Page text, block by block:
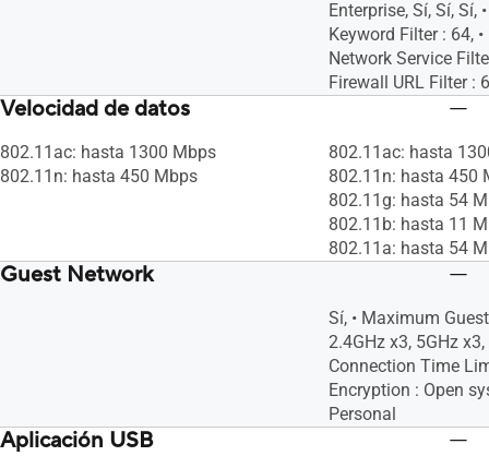
Enterprise, Sí, Sí, Sí,
Keyword Filter : 64,
Network Service
Firewall URL Filter :
Velocidad de datos
802.11ac: hasta 1300 Mbps
802.11n: hasta 450 Mbps
802.11ac: hasta
802.11n: hasta 450
802.11g: hasta 54
802.11b: hasta 11
802.11a: hasta 54
Guest Network
Sí, • Maximum
2.4GHz x3, 5GHz
Connection Time
Encryption : Open
Personal
Aplicación USB